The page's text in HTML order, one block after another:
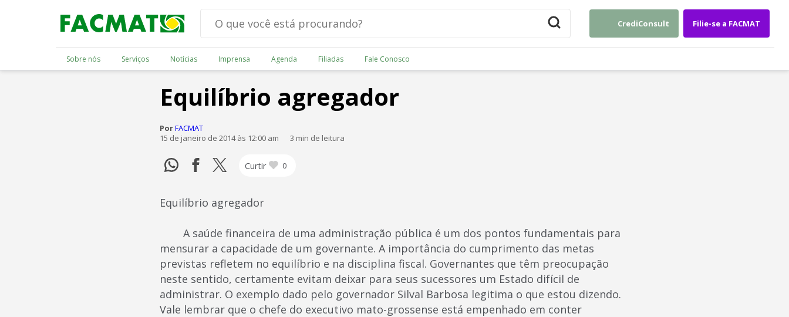
CrediConsult Filie-se a FACMAT
Sobre nós Serviços Notícias Imprensa Agenda Filiadas Fale Conosco
Equilíbrio agregador
PorFACMAT
15 de janeiro de 2014 às 12:00 am
3 min de leitura
Curtir 0
Equilíbrio agregador
A saúde financeira de uma administração pública é um dos pontos fundamentais para
mensurar a capacidade de um governante. A importância do cumprimento das metas
previstas refletem no equilíbrio e na disciplina fiscal. Governantes que têm preocupação
neste sentido, certamente evitam deixar para seus sucessores um Estado difícil de
administrar. O exemplo dado pelo governador Silval Barbosa legitima o que estou dizendo.
Vale lembrar que o chefe do executivo mato-grossense está empenhado em conter